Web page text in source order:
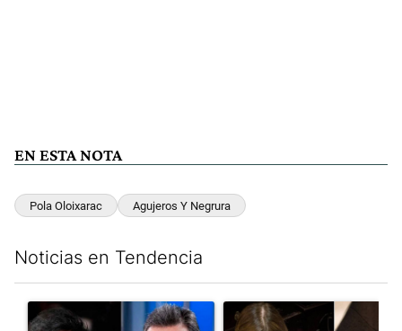
EN ESTA NOTA
Pola Oloixarac Agujeros Y Negrura
Noticias en Tendencia
Un artículo de tendencia con el título "Los gobernadores
Un artículo de tendencia